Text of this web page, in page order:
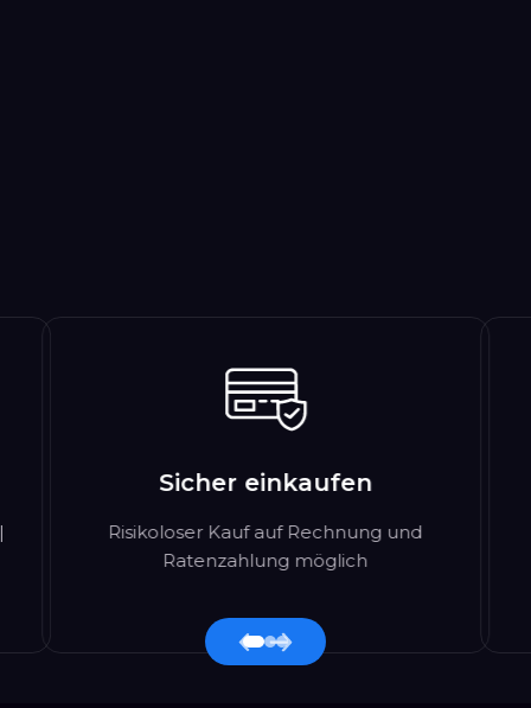
Sicher einkaufen
Risikoloser Kauf auf Rechnung und
Ratenzahlung möglich